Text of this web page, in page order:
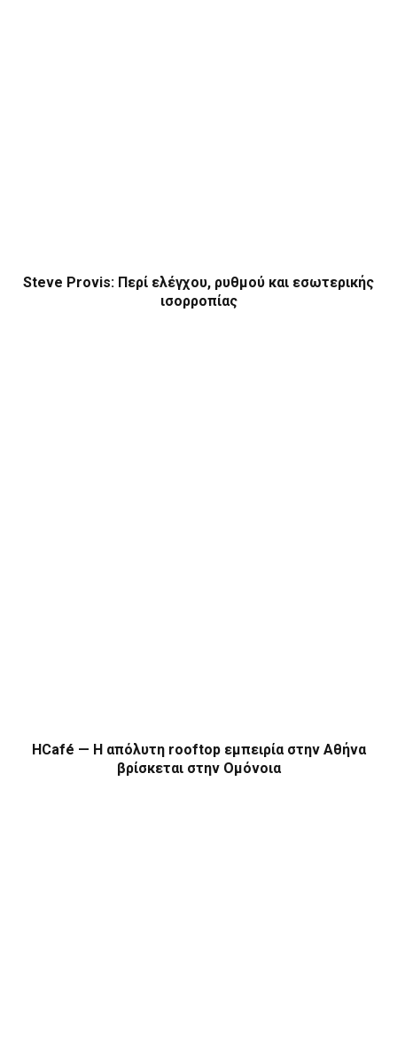
Steve Provis: Περί ελέγχου, ρυθμού και εσωτερικής
ισορροπίας
HCafé — Η απόλυτη rooftop εμπειρία στην Αθήνα
βρίσκεται στην Ομόνοια